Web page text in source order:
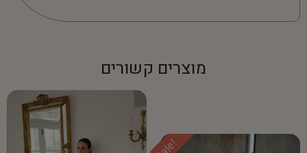
מוצרים קשורים